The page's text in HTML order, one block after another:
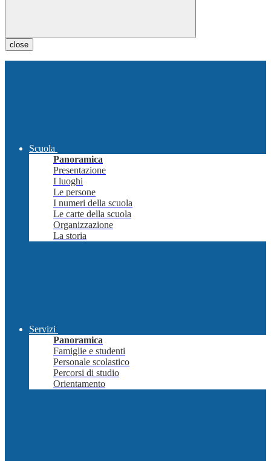
close
Scuola
Panoramica
Presentazione
I luoghi
Le persone
I numeri della scuola
Le carte della scuola
Organizzazione
La storia
Servizi
Panoramica
Famiglie e studenti
Personale scolastico
Percorsi di studio
Orientamento